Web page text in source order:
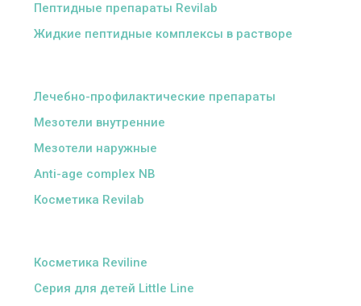
Пептидные препараты Revilab
Жидкие пептидные комплексы в растворе
Лечебно-профилактические препараты
Мезотели внутренние
Мезотели наружные
Anti-age complex NB
Косметика Revilab
Косметика Reviline
Серия для детей Little Line